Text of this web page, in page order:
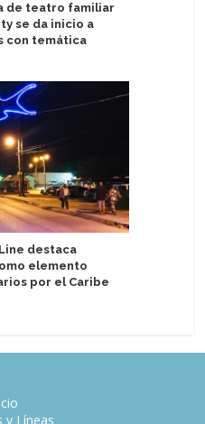
de teatro familiar
se da inicio a
con temática
destaca
elemento
por el Caribe
y Líneas